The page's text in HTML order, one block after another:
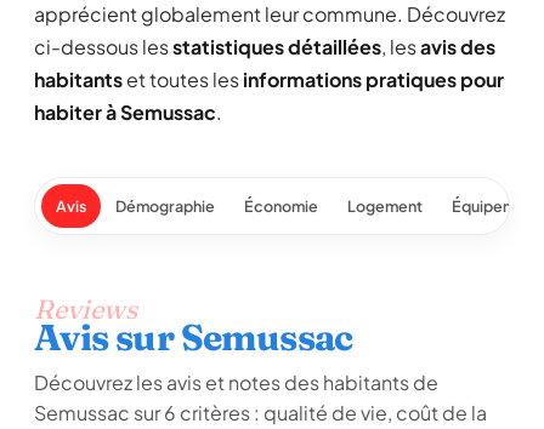
apprécient globalement leur commune. Découvrez
ci-dessous lesstatistiques détaillées, lesavis des
habitantset toutes lesinformations pratiques pour
habiter à Semussac.
Avis Démographie Économie Logement
Reviews
Avis sur Semussac
Découvrez les avis et notes des habitants de
Semussac sur 6 critères : qualité de vie, coût de la